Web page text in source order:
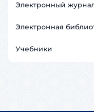
Электронный
Электронная
Учебники